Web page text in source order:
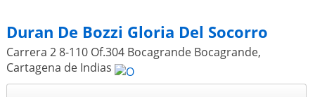
Duran De Bozzi Gloria Del Socorro
Carrera 2 8-110 Of.304 Bocagrande Bocagrande,
Cartagena de Indias